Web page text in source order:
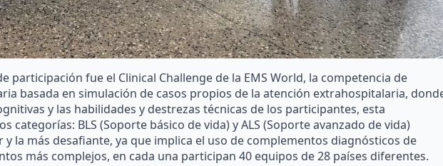
participación fue el Clinical Challenge de la EMS World, la competencia de
basada en simulación de casos propios de la atención extrahospitalaria,
y las habilidades y destrezas técnicas de los participantes, esta
categorías: BLS (Soporte básico de vida) y ALS (Soporte avanzado de vida)
la más desafiante, ya que implica el uso de complementos diagnósticos de
más complejos, en cada una participan 40 equipos de 28 países diferentes.